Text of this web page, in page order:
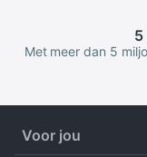
5
Met meer dan 5
Voor jou